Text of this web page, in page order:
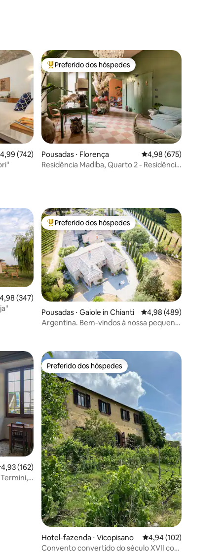
hóspedes
de uma avaliação média de 5, 742 avaliações
4,99 (742)
Entre os melhores preferidos dos hóspedes
Preferido dos hóspedes
Pousadas ⋅ Florença 4,98 de uma avaliação
4,98 (675)
Residência Madiba, Quarto 2 - Residência
de uma avaliação média de 5, 347 avaliações
4,98 (347)
Entre os melhores preferidos dos hóspedes
Preferido dos hóspedes
Pousadas ⋅ Gaiole in Chianti 4,98 de uma avaliação
4,98 (489)
Argentina. Bem-vindos à nossa pequena
de uma avaliação média de 5, 162 avaliações
4,93 (162)
Preferido dos hóspedes
Preferido dos hóspedes
Hotel-fazenda ⋅ Vicopisano 4,94 de uma avaliação
4,94 (102)
Convento convertido do século XVII com